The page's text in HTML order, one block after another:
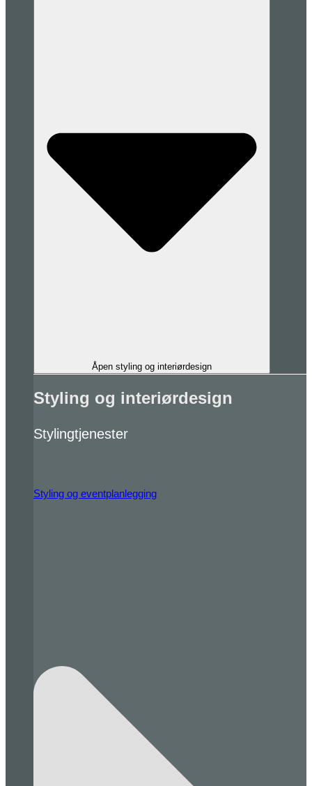
Åpen styling og interiørdesign
Styling og interiørdesign
Stylingtjenester
Styling og eventplanlegging